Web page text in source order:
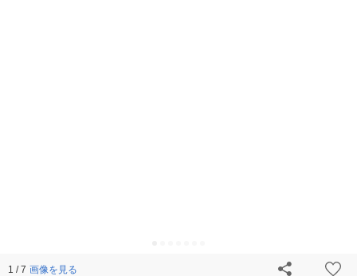
1 / 7 画像を見る